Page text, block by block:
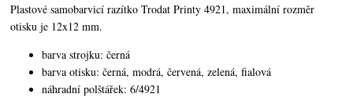
Plastové samobarvicí razítko Trodat Printy 4921,maximální rozměr
otisku je 12x12 mm.
barva strojku: černá
barva otisku: černá, modrá, červená, zelená, fialová
náhradní polštářek: 6/4921